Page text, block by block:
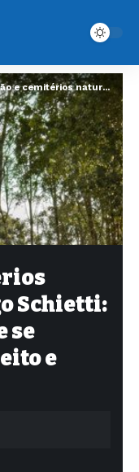
com Tiago Schietti: As novas formas de se despedir com respeito e consciência
Schietti:
se
e